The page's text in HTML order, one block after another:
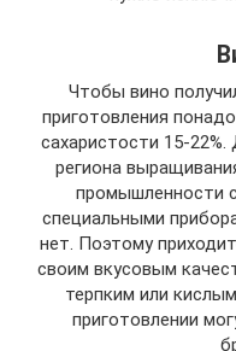
Чтобы вино
приготовления
сахаристости 15-
региона
промышленности
специальными
нет. Поэтому
своим вкусовым
терпким или
приготовлении